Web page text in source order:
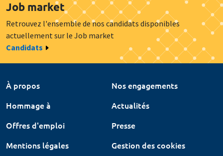
Job market
Retrouvez l'ensemble de nos candidats disponibles
actuellement sur le Job market
Candidats
À propos
Nos engagements
Hommage à
Actualités
Offres d'emploi
Presse
Mentions légales
Gestion des cookies